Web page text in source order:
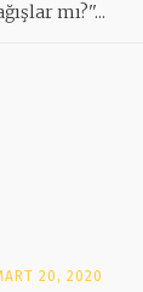
mı?''...
20, 2020